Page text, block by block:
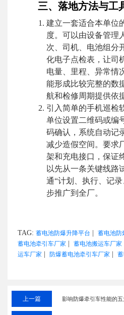
三、落地方法与工
建立一套适合本单位
度。可以由设备管理
次、司机、电池组分
化电子点检表，让司
电量、里程、异常情
能形成比较完整的数
航和检修周期提供依
引入简单的手机巡检
单位设置二维码或编
码确认，系统自动记
减少造假空间。要求
架和充电接口，保证
以先从一条关键线路
通“计划、执行、记
步推广到全厂。
TAG: 蓄电池防爆升降平台 蓄电池防
蓄电池牵引车厂家 蓄电池搬运车厂家
运车厂家
防爆蓄电池牵引车厂家
上一篇 影响防爆牵引车性能的